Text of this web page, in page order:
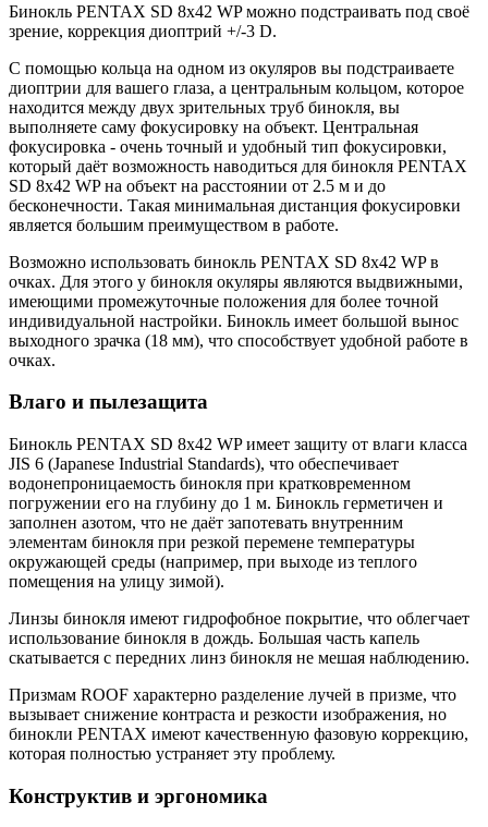
Бинокль PENTAX SD 8x42 WP можно подстраивать под своё
зрение, коррекция диоптрий +/-3 D.
С помощью кольца на одном из окуляров вы подстраиваете
диоптрии для вашего глаза, а центральным кольцом, которое
находится между двух зрительных труб бинокля, вы
выполняете саму фокусировку на объект. Центральная
фокусировка - очень точный и удобный тип фокусировки,
который даёт возможность наводиться для бинокля PENTAX
SD 8x42 WP на объект на расстоянии от 2.5 м и до
бесконечности. Такая минимальная дистанция фокусировки
является большим преимуществом в работе.
Возможно использовать бинокль PENTAX SD 8x42 WP в
очках. Для этого у бинокля окуляры являются выдвижными,
имеющими промежуточные положения для более точной
индивидуальной настройки. Бинокль имеет большой вынос
выходного зрачка (18 мм), что способствует удобной работе в
очках.
Влаго и пылезащита
Бинокль PENTAX SD 8x42 WP имеет защиту от влаги класса
JIS 6 (Japanese Industrial Standards), что обеспечивает
водонепроницаемость бинокля при кратковременном
погружении его на глубину до 1 м. Бинокль герметичен и
заполнен азотом, что не даёт запотевать внутренним
элементам бинокля при резкой перемене температуры
окружающей среды (например, при выходе из теплого
помещения на улицу зимой).
Линзы бинокля имеют гидрофобное покрытие, что облегчает
использование бинокля в дождь. Большая часть капель
скатывается с передних линз бинокля не мешая наблюдению.
Призмам ROOF характерно разделение лучей в призме, что
вызывает снижение контраста и резкости изображения, но
бинокли PENTAX имеют качественную фазовую коррекцию,
которая полностью устраняет эту проблему.
Конструктив и эргономика